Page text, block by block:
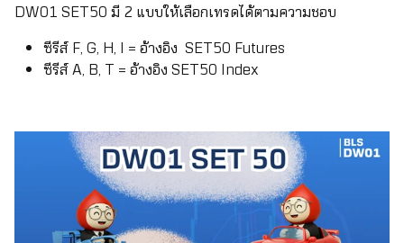
DW01 SET50 มี 2 แบบให้เลือกเทรดได้ตามความชอบ
ซีรีส์ F, G, H, I = อ้างอิง SET50 Futures
ซีรีส์ A, B, T = อ้างอิง SET50 Index